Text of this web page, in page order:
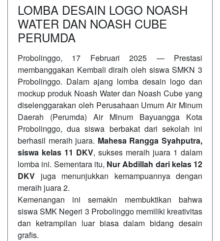
LOMBA DESAIN LOGO NOASH
WATER DAN NOASH CUBE
PERUMDA
Probolinggo, 17 Februari 2025 — Prestasi
membanggakan Kembali diraih oleh siswa SMKN 3
Probolinggo. Dalam ajang lomba desain logo dan
mockup produk Noash Water dan Noash Cube yang
diselenggarakan oleh Perusahaan Umum Air Minum
Daerah (Perumda) Air Minum Bayuangga Kota
Probolinggo, dua siswa berbakat dari sekolah ini
berhasil meraih juara. Mahesa Rangga Syahputra,
siswa kelas 11 DKV, sukses meraih juara 1 dalam
lomba ini. Sementara itu, Nur Abdillah dari kelas 12
DKV juga menunjukkan kemampuannya dengan
meraih juara 2.
Kemenangan ini semakin membuktikan bahwa
siswa SMK Negeri 3 Probolinggo memiliki kreativitas
dan ketrampilan luar biasa dalam bidang desain
grafis.